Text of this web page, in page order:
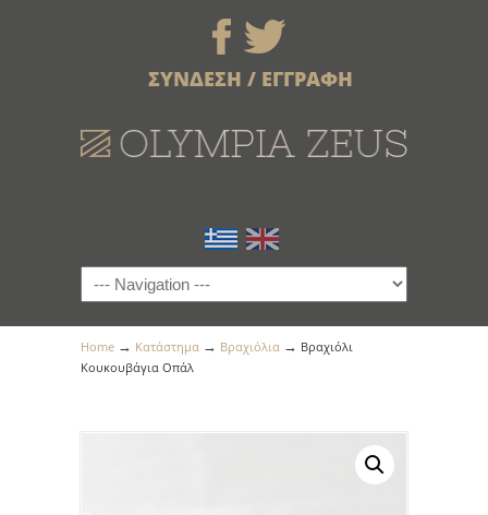
ΣΥΝΔΕΣΗ / ΕΓΓΡΑΦΗ
Home → Κατάστημα → Βραχιόλια → Βραχιόλι
Κουκουβάγια Οπάλ